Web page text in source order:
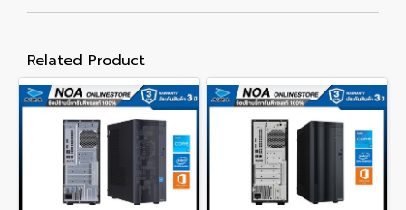
Related Product